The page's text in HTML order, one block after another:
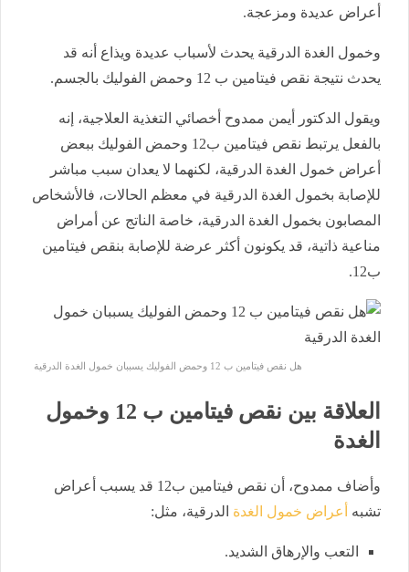
أعراض عديدة ومزعجة.
وخمول الغدة الدرقية يحدث لأسباب عديدة ويذاع أنه قد
يحدث نتيجة نقص فيتامين ب 12 وحمض الفوليك بالجسم.
ويقول الدكتور أيمن ممدوح أخصائي التغذية العلاجية، إنه
بالفعل يرتبط نقص فيتامين ب12 وحمض الفوليك ببعض
أعراض خمول الغدة الدرقية، لكنهما لا يعدان سبب مباشر
للإصابة بخمول الغدة الدرقية في معظم الحالات، فالأشخاص
المصابون بخمول الغدة الدرقية، خاصة الناتج عن أمراض
مناعية ذاتية، قد يكونون أكثر عرضة للإصابة بنقص فيتامين
ب12.
هل نقص فيتامين ب 12 وحمض الفوليك يسببان خمول الغدة الدرقية
العلاقة بين نقص فيتامين ب 12 وخمول
الغدة
وأضاف ممدوح، أن نقص فيتامين ب12 قد يسبب أعراض
تشبه
أعراض خمول الغدة الدرقية، مثل:
التعب والإرهاق الشديد.